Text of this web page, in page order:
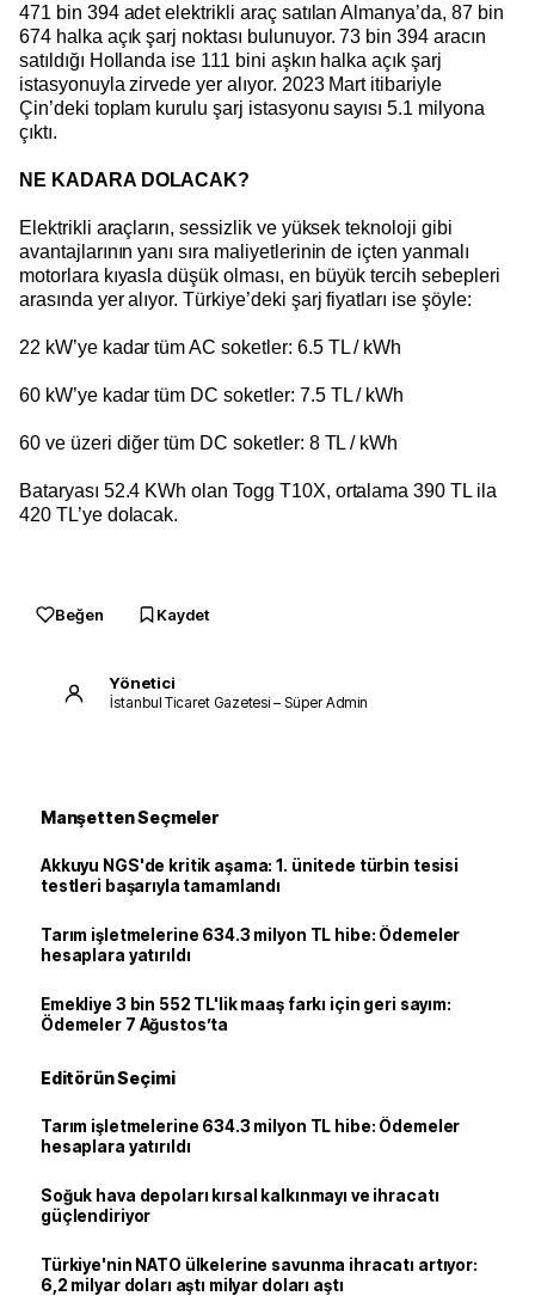
471 bin 394 adet elektrikli araç satılan Almanya’da, 87 bin
674 halka açık şarj noktası bulunuyor. 73 bin 394 aracın
satıldığı Hollanda ise 111 bini aşkın halka açık şarj
istasyonuyla zirvede yer alıyor. 2023 Mart itibariyle
Çin’deki toplam kurulu şarj istasyonu sayısı 5.1 milyona
çıktı.
NE KADARA DOLACAK?
Elektrikli araçların, sessizlik ve yüksek teknoloji gibi
avantajlarının yanı sıra maliyetlerinin de içten yanmalı
motorlara kıyasla düşük olması, en büyük tercih sebepleri
arasında yer alıyor. Türkiye’deki şarj fiyatları ise şöyle:
22 kW’ye kadar tüm AC soketler: 6.5 TL / kWh
60 kW’ye kadar tüm DC soketler: 7.5 TL / kWh
60 ve üzeri diğer tüm DC soketler: 8 TL / kWh
Bataryası 52.4 KWh olan Togg T10X, ortalama 390 TL ila
420 TL’ye dolacak.
Beğen Kaydet
Yönetici
İstanbul Ticaret Gazetesi – Süper Admin
Manşetten Seçmeler
Akkuyu NGS'de kritik aşama: 1. ünitede türbin tesisi
testleri başarıyla tamamlandı
Tarım işletmelerine 634.3 milyon TL hibe: Ödemeler
hesaplara yatırıldı
Emekliye 3 bin 552 TL'lik maaş farkı için geri sayım:
Ödemeler 7 Ağustos’ta
Editörün Seçimi
Tarım işletmelerine 634.3 milyon TL hibe: Ödemeler
hesaplara yatırıldı
Soğuk hava depoları kırsal kalkınmayı ve ihracatı
güçlendiriyor
Türkiye'nin NATO ülkelerine savunma ihracatı artıyor:
6,2 milyar doları aştı milyar doları aştı